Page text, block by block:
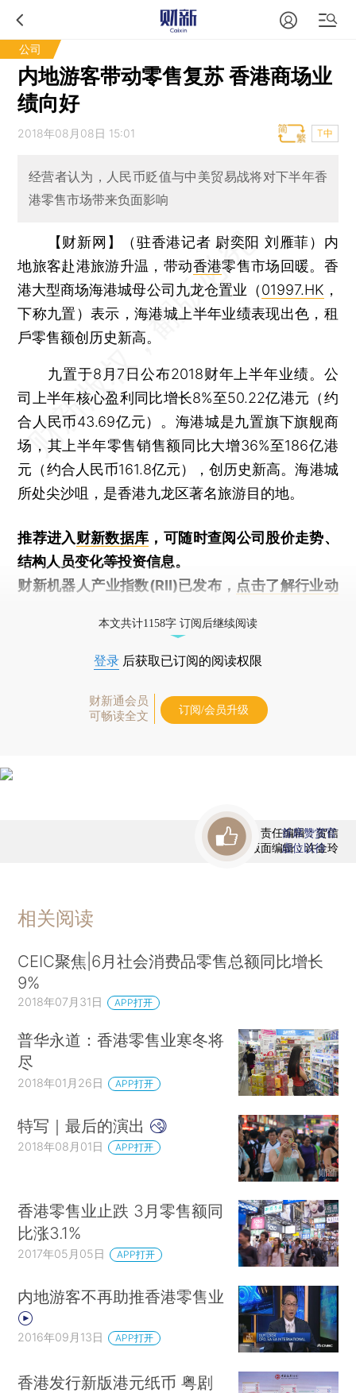
公司
内地游客带动零售复苏 香港商场业
绩向好
2018年08月08日 15:01 T中
经营者认为，人民币贬值与中美贸易战将对下半年香
港零售市场带来负面影响
【财新网】（驻香港记者 尉奕阳 刘雁菲） 内
地旅客赴港旅游升温，带动香港零售市场回暖。香
港大型商场海港城母公司九龙仓置业（01997.HK ，
下称九置）表示，海港城上半年业绩表现出色，租
戶零售额创历史新高。
九置于8月7日公布2018财年上半年业绩。公
司上半年核心盈利同比增长8%至50.22亿港元（约
合人民币43.69亿元）。海港城是九置旗下旗舰商
场，其上半年零售销售额同比大增36%至186亿港
元（约合人民币161.8亿元），创历史新高。海港城
所处尖沙咀，是香港九龙区著名旅游目的地。
推荐进入财新数据库 ，可随时查阅公司股价走势、
结构人员变化等投资信息。
财新机器人产业指数(RII)已发布， 点击了解行业动
本文共计1158字 订阅后继续阅读
登录 后获取已订阅的阅读权限
财新通会员
可畅读全文
订阅/会员升级
责任编辑：贺信
版面编辑：许金玲
首席赞赏官
虚位以待
相关阅读
CEIC聚焦|6月社会消费品零售总额同比增长
9%
2018年07月31日 APP打开
普华永道：香港零售业寒冬将
尽
2018年01月26日 APP打开
特写｜最后的演出
2018年08月01日 APP打开
香港零售业止跌 3月零售额同
比涨3.1%
2017年05月05日 APP打开
内地游客不再助推香港零售业
2016年09月13日 APP打开
香港发行新版港元纸币 粤剧